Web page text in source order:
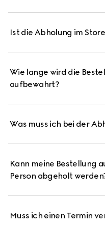
Ist die Abholung im
Wie lange wird die
aufbewahrt?
Was muss ich bei der
Kann meine Bestellung
Person abgeholt
Muss ich einen Termin